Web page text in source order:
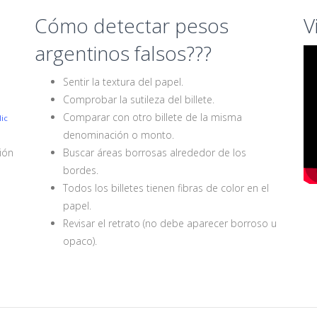
Cómo detectar pesos
argentinos falsos???
Sentir la textura del papel.
Comprobar la sutileza del billete.
Comparar con otro billete de la misma
denominación o monto.
Buscar áreas borrosas alrededor de los
bordes.
Todos los billetes tienen fibras de color en el
papel.
Revisar el retrato (no debe aparecer borroso u
opaco).